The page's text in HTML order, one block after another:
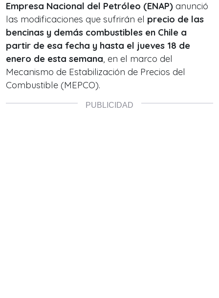
Empresa Nacional del Petróleo (ENAP) anunció
las modificaciones que sufrirán el precio de las
bencinas y demás combustibles en Chile a
partir de esa fecha y hasta el jueves 18 de
enero de esta semana, en el marco del
Mecanismo de Estabilización de Precios del
Combustible (MEPCO).